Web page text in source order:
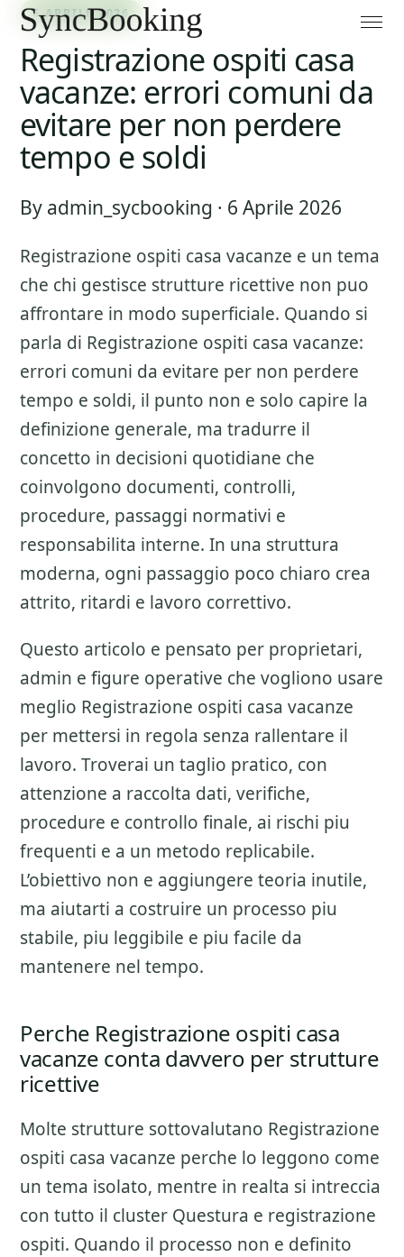
6 APRILE 2026
Registrazione ospiti casa
vacanze: errori comuni da
evitare per non perdere
tempo e soldi
By admin_sycbooking · 6 Aprile 2026
Registrazione ospiti casa vacanze e un tema
che chi gestisce strutture ricettive non puo
affrontare in modo superficiale. Quando si
parla di Registrazione ospiti casa vacanze:
errori comuni da evitare per non perdere
tempo e soldi, il punto non e solo capire la
definizione generale, ma tradurre il
concetto in decisioni quotidiane che
coinvolgono documenti, controlli,
procedure, passaggi normativi e
responsabilita interne. In una struttura
moderna, ogni passaggio poco chiaro crea
attrito, ritardi e lavoro correttivo.
Questo articolo e pensato per proprietari,
admin e figure operative che vogliono usare
meglio Registrazione ospiti casa vacanze
per mettersi in regola senza rallentare il
lavoro. Troverai un taglio pratico, con
attenzione a raccolta dati, verifiche,
procedure e controllo finale, ai rischi piu
frequenti e a un metodo replicabile.
L’obiettivo non e aggiungere teoria inutile,
ma aiutarti a costruire un processo piu
stabile, piu leggibile e piu facile da
mantenere nel tempo.
Perche Registrazione ospiti casa
vacanze conta davvero per strutture
ricettive
Molte strutture sottovalutano Registrazione
ospiti casa vacanze perche lo leggono come
un tema isolato, mentre in realta si intreccia
con tutto il cluster Questura e registrazione
ospiti. Quando il processo non e definito